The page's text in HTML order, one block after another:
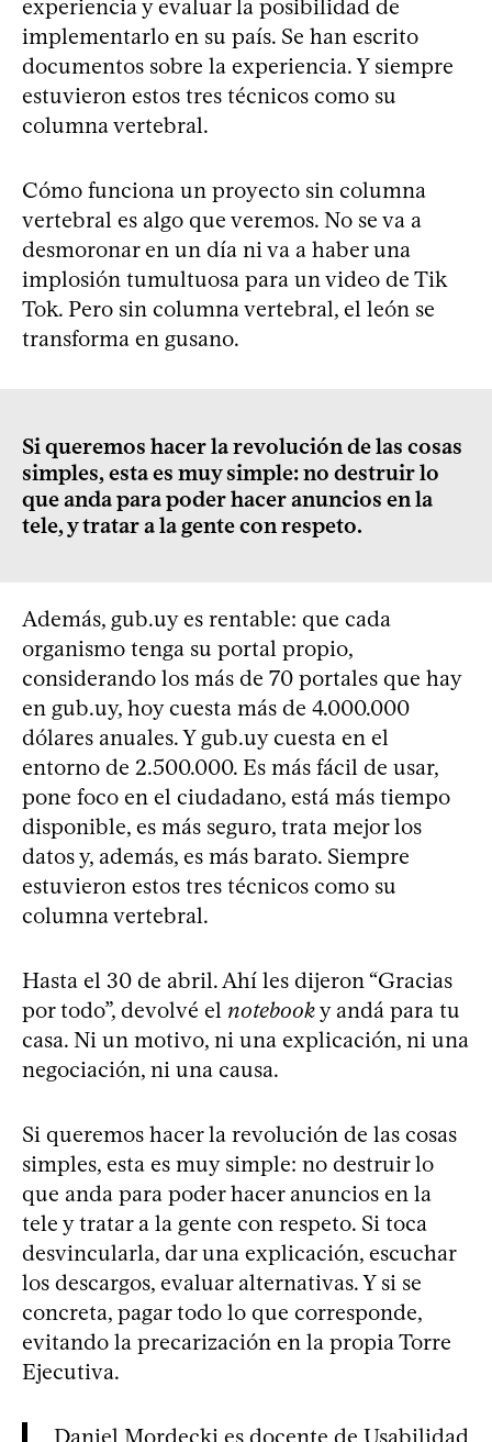
experiencia y evaluar la posibilidad de
implementarlo en su país. Se han escrito
documentos sobre la experiencia. Y siempre
estuvieron estos tres técnicos como su
columna vertebral.
Cómo funciona un proyecto sin columna
vertebral es algo que veremos. No se va a
desmoronar en un día ni va a haber una
implosión tumultuosa para un video de Tik
Tok. Pero sin columna vertebral, el león se
transforma en gusano.
Si queremos hacer la revolución de las cosas
simples, esta es muy simple: no destruir lo
que anda para poder hacer anuncios en la
tele, y tratar a la gente con respeto.
Además, gub.uy es rentable: que cada
organismo tenga su portal propio,
considerando los más de 70 portales que hay
en gub.uy, hoy cuesta más de 4.000.000
dólares anuales. Y gub.uy cuesta en el
entorno de 2.500.000. Es más fácil de usar,
pone foco en el ciudadano, está más tiempo
disponible, es más seguro, trata mejor los
datos y, además, es más barato. Siempre
estuvieron estos tres técnicos como su
columna vertebral.
Hasta el 30 de abril. Ahí les dijeron “Gracias
por todo”, devolvé el notebooky andá para tu
casa. Ni un motivo, ni una explicación, ni una
negociación, ni una causa.
Si queremos hacer la revolución de las cosas
simples, esta es muy simple: no destruir lo
que anda para poder hacer anuncios en la
tele y tratar a la gente con respeto. Si toca
desvincularla, dar una explicación, escuchar
los descargos, evaluar alternativas. Y si se
concreta, pagar todo lo que corresponde,
evitando la precarización en la propia Torre
Ejecutiva.
Daniel Mordecki es docente de Usabilidad